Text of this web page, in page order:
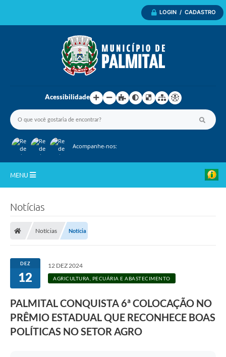
LOGIN / CADASTRO
Acessibilidade
Acompanhe-nos:
MENU
Departamentos
Câmara Municipal
Notícias
Notícias Notícia
DEZ
12
12 DEZ 2024
AGRICULTURA, PECUÁRIA E ABASTECIMENTO
PALMITAL CONQUISTA 6ª COLOCAÇÃO NO
PRÊMIO ESTADUAL QUE RECONHECE BOAS
POLÍTICAS NO SETOR AGRO